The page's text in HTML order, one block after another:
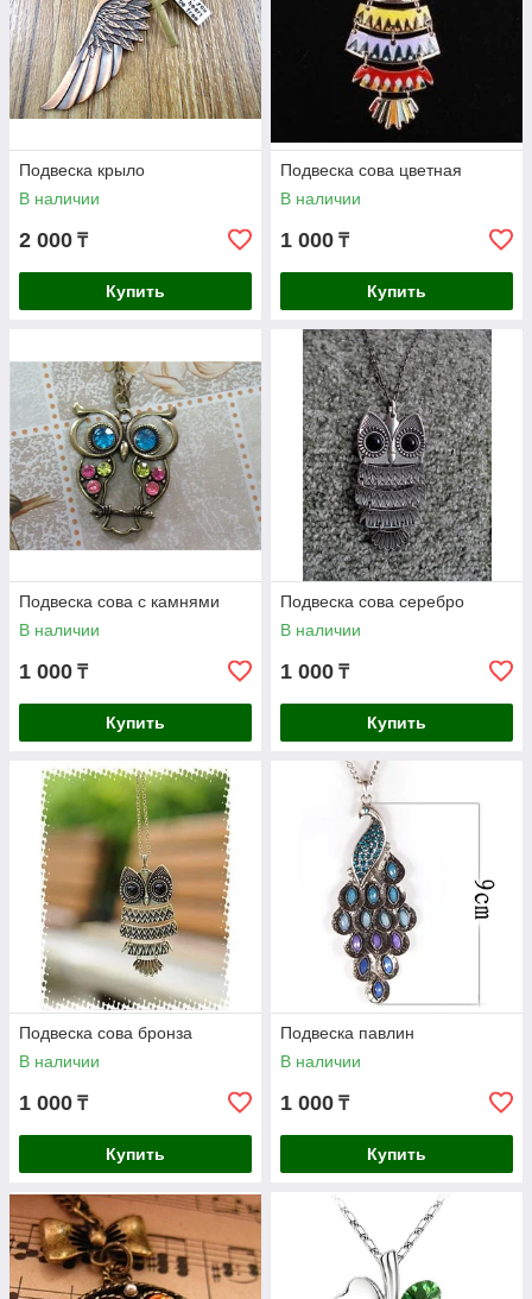
Подвеска крыло
В наличии
2 000 ₸
Купить
Подвеска сова цветная
В наличии
1 000 ₸
Купить
Подвеска сова с камнями
В наличии
1 000 ₸
Купить
Подвеска сова серебро
В наличии
1 000 ₸
Купить
Подвеска сова бронза
В наличии
1 000 ₸
Купить
Подвеска павлин
В наличии
1 000 ₸
Купить